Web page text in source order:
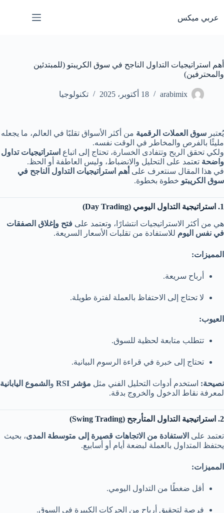
المحتوى
عربي ميكس
أهم استراتيجيات التداول الناجح في سوق الكريبتو (للمبتدئين
والمحترفين)
arabimix 18 أكتوبر، 2025 تكنولوجيا
يُعتبر سوق العملات الرقمية من أكثر الأسواق تقلبًا في العالم، ما يجعله
مليئًا بالفرص والمخاطر في الوقت نفسه.
ولكي تحقق الربح وتتفادى الخسارة، تحتاج إلى اتباع استراتيجيات تداول
واضحة تعتمد على التحليل والانضباط، وليس العاطفة أو الحظ.
في هذا المقال سنتعرف على أهم استراتيجيات التداول الناجح في
سوق الكريبتو خطوة بخطوة.
1. استراتيجية التداول اليومي (Day Trading)
هي من أكثر الاستراتيجيات انتشارًا، وتعتمد على فتح وإغلاق الصفقات
في نفس اليوم للاستفادة من تقلبات الأسعار السريعة.
المميزات:
أرباح سريعة.
لا تحتاج إلى الاحتفاظ بالعملة لفترة طويلة.
العيوب:
تتطلب متابعة لحظية للسوق.
تحتاج إلى خبرة في قراءة الرسوم البيانية.
نصيحة: استخدم أدوات التحليل الفني مثل مؤشر RSI و الشموع اليابانية
لمعرفة نقاط الدخول والخروج بدقة.
2. استراتيجية التداول المتأرجح (Swing Trading)
تعتمد على الاستفادة من الاتجاهات قصيرة إلى متوسطة المدى، بحيث
يحتفظ المتداول بالعملة لبضعة أيام أو أسابيع.
المميزات:
أقل ضغطًا من التداول اليومي.
فرصة لتحقيق أرباح من الحركات الكبيرة في السوق.